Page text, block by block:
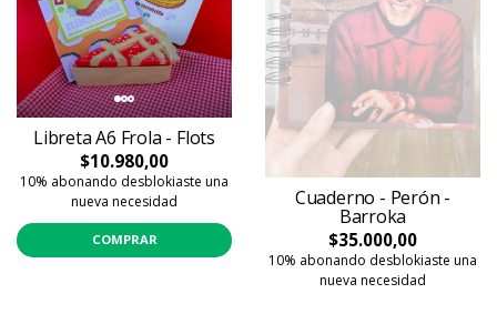
Libreta A6 Frola - Flots
$10.980,00
10% abonando desblokiaste una
nueva necesidad
COMPRAR
Cuaderno - Perón -
Barroka
$35.000,00
10% abonando desblokiaste una
nueva necesidad